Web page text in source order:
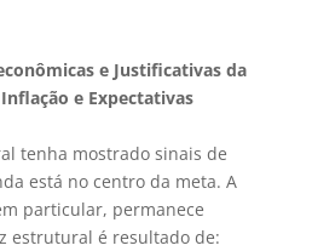
e Justificativas da
Inflação e Expectativas
tenha mostrado sinais de
está no centro da meta. A
particular, permanece
estrutural é resultado de: